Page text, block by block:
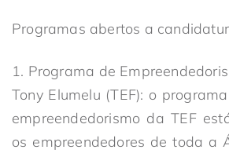
Programas abertos a
1. Programa de
Tony Elumelu (TEF): o
empreendedorismo da TEF
os empreendedores de toda a